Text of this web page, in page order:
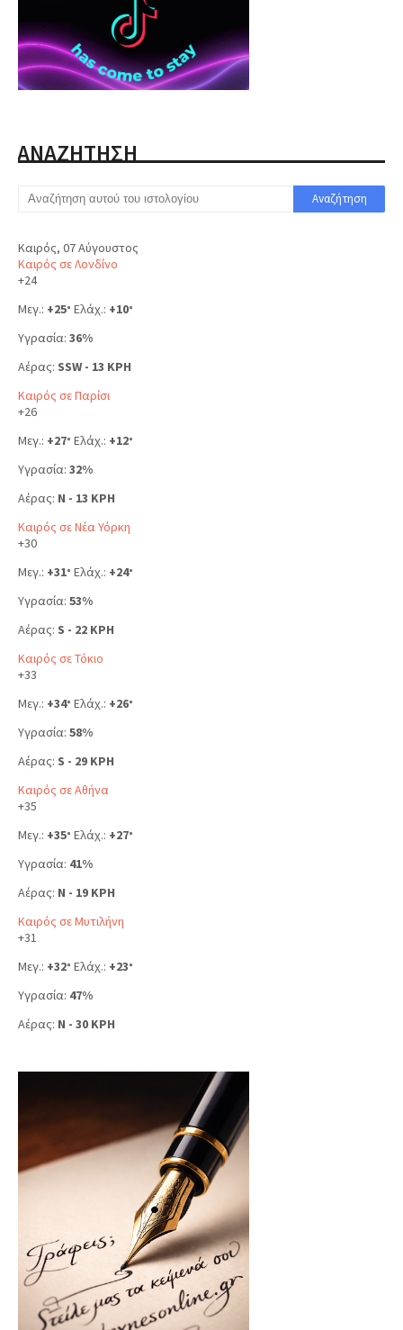
ΑΝΑΖΗΤΗΣΗ
Καιρός, 07 Αύγουστος
Καιρός σε Λονδίνο
+24
Μεγ.: +25° Ελάχ.: +10°
Υγρασία: 36%
Αέρας: SSW - 13 KPH
Καιρός σε Παρίσι
+26
Μεγ.: +27° Ελάχ.: +12°
Υγρασία: 32%
Αέρας: N - 13 KPH
Καιρός σε Νέα Υόρκη
+30
Μεγ.: +31° Ελάχ.: +24°
Υγρασία: 53%
Αέρας: S - 22 KPH
Καιρός σε Τόκιο
+33
Μεγ.: +34° Ελάχ.: +26°
Υγρασία: 58%
Αέρας: S - 29 KPH
Καιρός σε Αθήνα
+35
Μεγ.: +35° Ελάχ.: +27°
Υγρασία: 41%
Αέρας: N - 19 KPH
Καιρός σε Μυτιλήνη
+31
Μεγ.: +32° Ελάχ.: +23°
Υγρασία: 47%
Αέρας: N - 30 KPH